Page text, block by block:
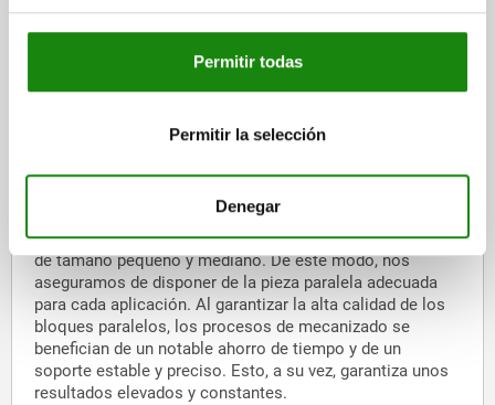
Permitir todas
Permitir la selección
Denegar
calidad de norelem
fabricación especialmente elevadas. Corresponden
templados por cementación y rectificados. La gama
tamaños, así como juegos de bloques paralelos
completos para su aplicación en dispositivos portapiezas
de tamaño pequeño y mediano. De este modo, nos
aseguramos de disponer de la pieza paralela adecuada
para cada aplicación. Al garantizar la alta calidad de los
bloques paralelos, los procesos de mecanizado se
benefician de un notable ahorro de tiempo y de un
soporte estable y preciso. Esto, a su vez, garantiza unos
resultados elevados y constantes.